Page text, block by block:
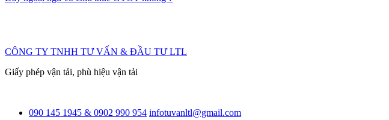
CÔNG TY TNHH TƯ VẤN & ĐẦU TƯ LTL
Giấy phép vận tải, phù hiệu vận tải
090 145 1945 & 0902 990 954 infotuvanltl@gmail.com